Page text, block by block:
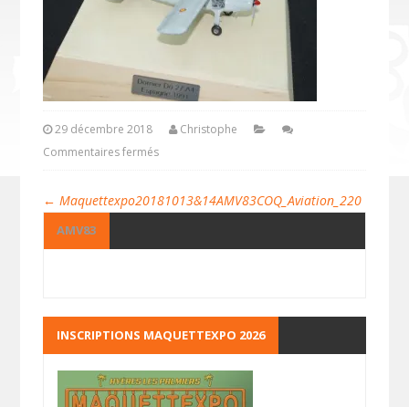
29 décembre 2018
Christophe
Commentaires fermés
← Maquettexpo20181013&14AMV83COQ_Aviation_220
AMV83
INSCRIPTIONS MAQUETTEXPO 2026